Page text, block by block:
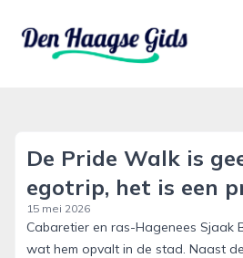
denhaagsegids.nl
De Pride Walk is
egotrip, het is een
15 mei 2026
Cabaretier en ras-Hagenees Sjaak
wat hem opvalt in de stad. Naast